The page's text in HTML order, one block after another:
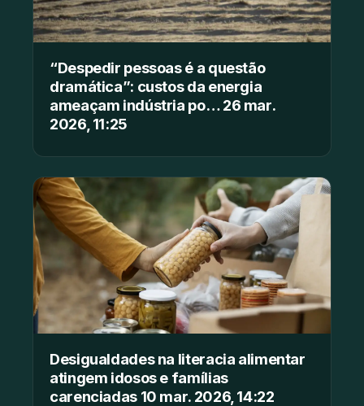
“Despedir pessoas é a questão
dramática”: custos da energia
ameaçam indústria po… 26 mar.
2026, 11:25
Desigualdades na literacia alimentar
atingem idosos e famílias
carenciadas 10 mar. 2026, 14:22